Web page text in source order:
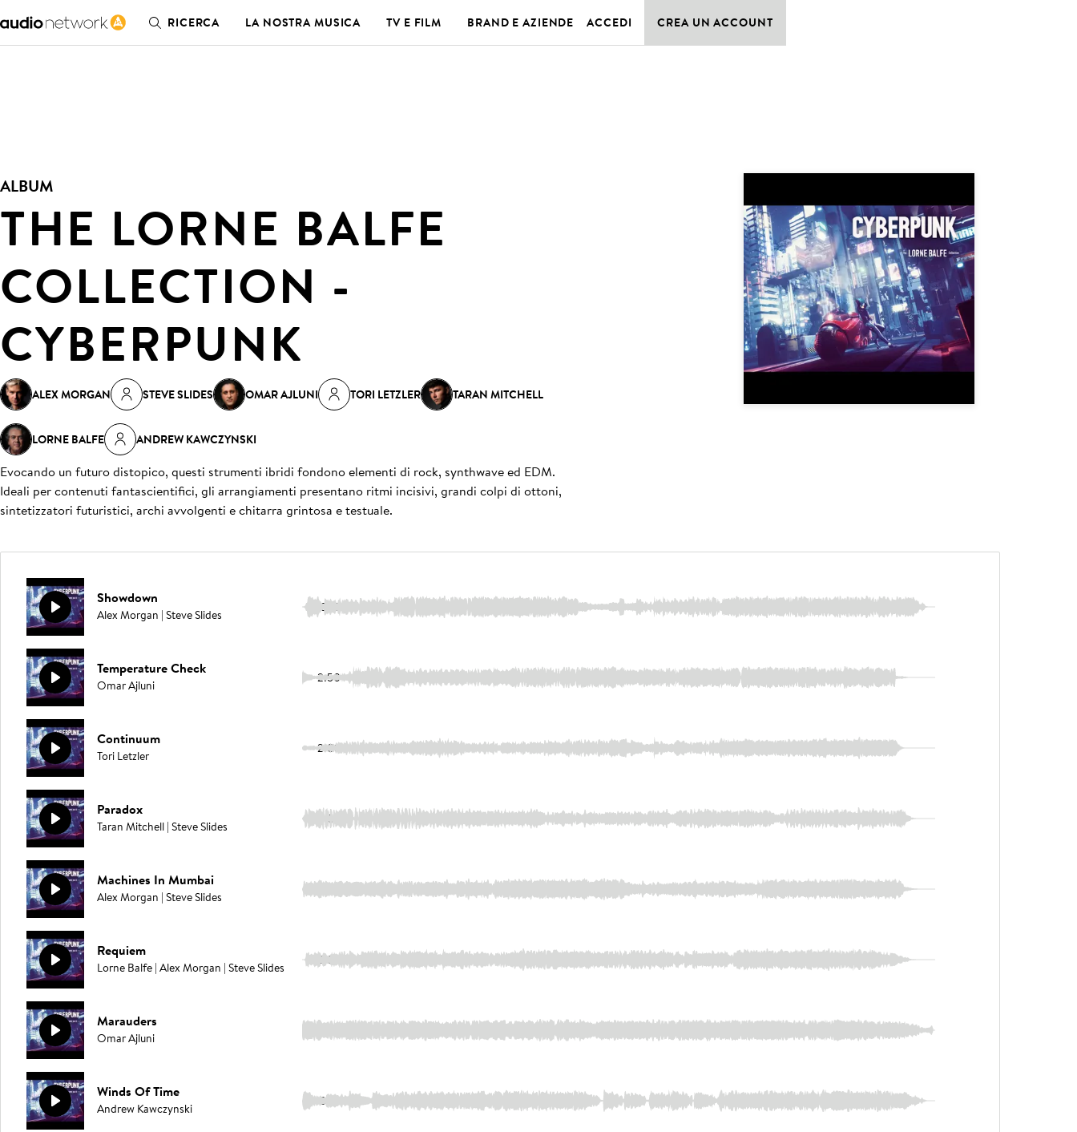
RICERCA LA NOSTRA MUSICA TV E FILM BRAND E AZIENDE ACCEDI CREA UN ACCOUNT
ALBUM
THE LORNE BALFE
COLLECTION -
CYBERPUNK
ALEX MORGAN STEVE SLIDES OMAR AJLUNI TORI LETZLER TARAN MITCHELL
LORNE BALFE ANDREW KAWCZYNSKI
Evocando un futuro distopico, questi strumenti ibridi fondono elementi di rock, synthwave ed EDM.
Ideali per contenuti fantascientifici, gli arrangiamenti presentano ritmi incisivi, grandi colpi di ottoni,
sintetizzatori futuristici, archi avvolgenti e chitarra grintosa e testuale.
Showdown
Alex Morgan | Steve Slides 3:15
Temperature Check
Omar Ajluni 2:50
Continuum
Tori Letzler 2:08
Paradox
Taran Mitchell | Steve Slides 1:58
Machines In Mumbai
Alex Morgan | Steve Slides
Requiem
Lorne Balfe | Alex Morgan | Steve Slides 3:06
Marauders
Omar Ajluni
Winds Of Time
Andrew Kawczynski 3:10